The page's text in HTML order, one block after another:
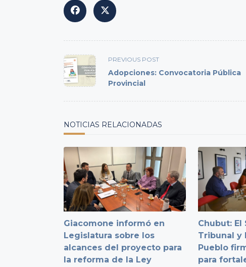
<span
class="nav-
subtitle
PREVIOUS POST
Adopciones: Convocatoria Pública
Provincial
NOTICIAS RELACIONADAS
Giacomone informó en
Legislatura sobre los
alcances del proyecto para
la reforma de la Ley
Chubut: El
Tribunal y
Pueblo
para